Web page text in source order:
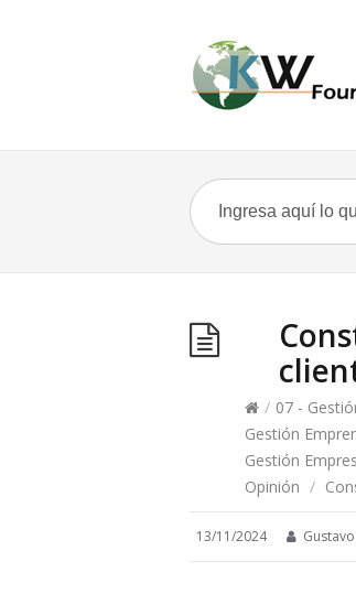
/ 07 -
Gestión
Gestión
Opinión /
13/11/2024 Gustavo